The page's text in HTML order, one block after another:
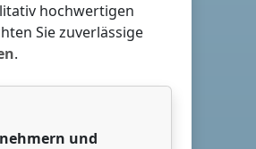
hochwertigen
Sie zuverlässige
.
und